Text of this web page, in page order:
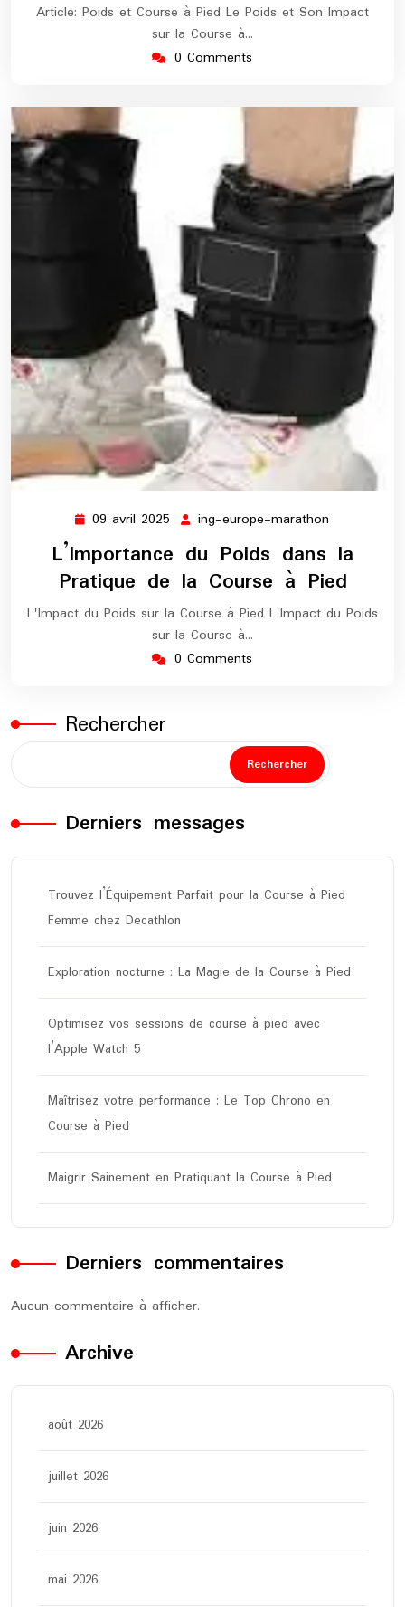
Article: Poids et Course à Pied Le Poids et Son Impact
sur la Course à…
0 Comments
09 avril 2025 09
avril
2025
ing-europe-marathon
europe-
marathon
L’Importance du Poids dans la
Pratique de la Course à Pied
L'Impact du Poids sur la Course à Pied L'Impact du Poids
sur la Course à…
0 Comments
Rechercher
Rechercher
Derniers messages
Trouvez l’Équipement Parfait pour la Course à Pied
Femme chez Decathlon
Exploration nocturne : La Magie de la Course à Pied
Optimisez vos sessions de course à pied avec
l’Apple Watch 5
Maîtrisez votre performance : Le Top Chrono en
Course à Pied
Maigrir Sainement en Pratiquant la Course à Pied
Derniers commentaires
Aucun commentaire à afficher.
Archive
août 2026
juillet 2026
juin 2026
mai 2026